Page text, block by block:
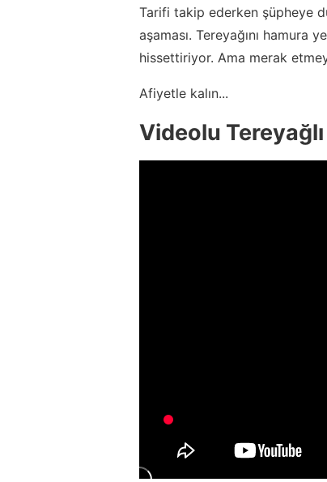
Tarifi takip ederken şüpheye
aşaması. Tereyağını hamura
hissettiriyor. Ama merak
Afiyetle kalın...
Videolu